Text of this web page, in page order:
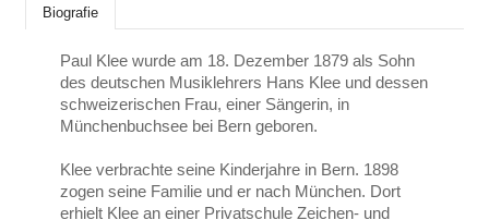
Biografie
Paul Klee wurde am 18. Dezember 1879 als Sohn
des deutschen Musiklehrers Hans Klee und dessen
schweizerischen Frau, einer Sängerin, in
Münchenbuchsee bei Bern geboren.
Klee verbrachte seine Kinderjahre in Bern. 1898
zogen seine Familie und er nach München. Dort
erhielt Klee an einer Privatschule Zeichen- und